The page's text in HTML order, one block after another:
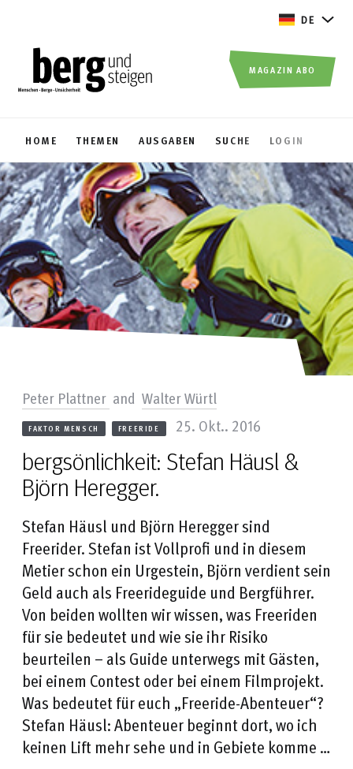
DE
HOME THEMEN AUSGABEN SUCHE LOGIN
MAGAZIN ABO
bergsönlichkeit: Stefan Häusl &
Björn Heregger.
FAKTOR MENSCH FREERIDE 25. Okt.. 2016
Peter Plattner and Walter Würtl
Stefan Häusl und Björn Heregger sind
Freerider. Stefan ist Vollprofi und in diesem
Metier schon ein Urgestein, Björn verdient sein
Geld auch als Freerideguide und Bergführer.
Von beiden wollten wir wissen, was Freeriden
für sie bedeutet und wie sie ihr Risiko
beurteilen – als Guide unterwegs mit Gästen,
bei einem Contest oder bei einem Filmprojekt.
Was bedeutet für euch „Freeride-Abenteuer“?
Stefan Häusl: Abenteuer beginnt dort, wo ich
keinen Lift mehr sehe und in Gebiete komme …